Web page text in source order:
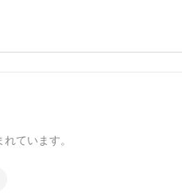
ています。